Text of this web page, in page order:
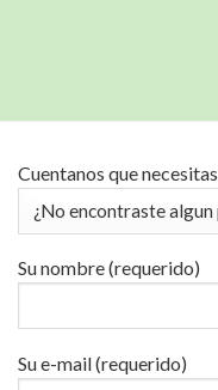
Cuentanos que necesitas
Su nombre (requerido)
Su e-mail (requerido)